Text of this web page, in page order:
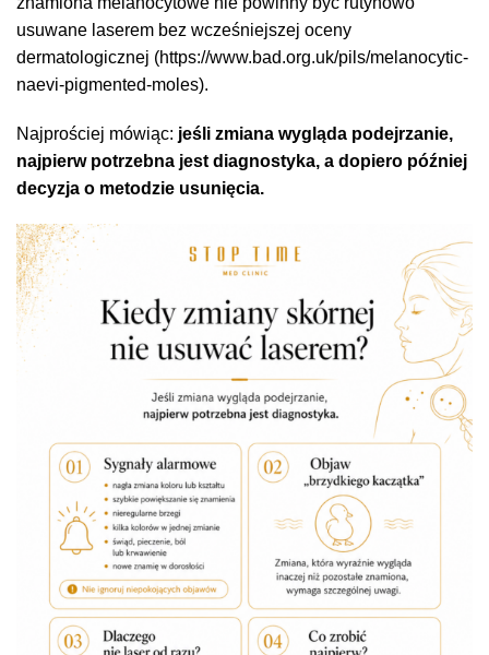
usuwane laserem bez wcześniejszej oceny
dermatologicznej (https://www.bad.org.uk/pils/melanocytic-
naevi-pigmented-moles).
Najprościej mówiąc: jeśli zmiana wygląda podejrzanie,
najpierw potrzebna jest diagnostyka, a dopiero później
decyzja o metodzie usunięcia.